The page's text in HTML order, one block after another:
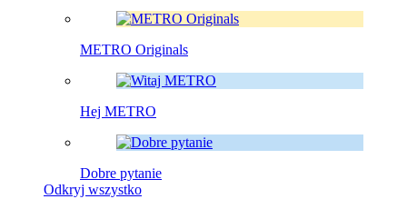
METRO Originals
Hej METRO
Dobre pytanie
Odkryj wszystko